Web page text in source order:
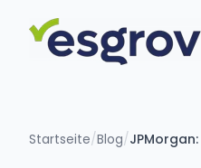
Startseite/Blog/